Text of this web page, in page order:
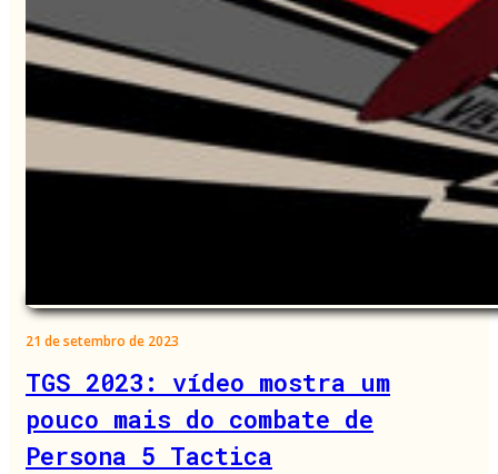
21 de setembro de 2023
TGS 2023: vídeo mostra um
pouco mais do combate de
Persona 5 Tactica